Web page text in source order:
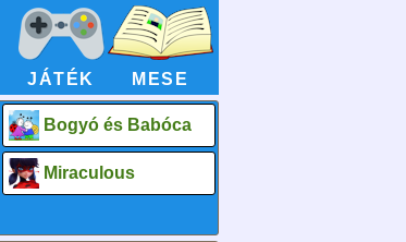
JÁTÉK MESE
Bogyó és Babóca
Miraculous